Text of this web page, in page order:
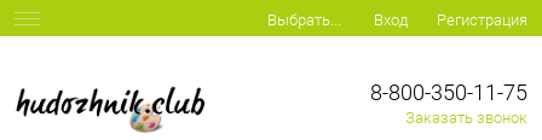
Выбрать... Вход Регистрация
8-800-350-11-75
Заказать звонок